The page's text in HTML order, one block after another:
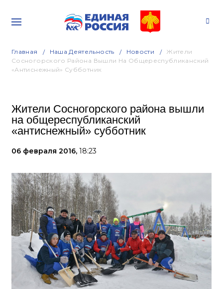
Главная Наша Деятельность Новости
Жители
Сосногорского Района Вышли На Общереспубликанский
«антиснежный» Субботник
Жители Сосногорского района вышли
на общереспубликанский
«антиснежный» субботник
06 февраля 2016, 18:23